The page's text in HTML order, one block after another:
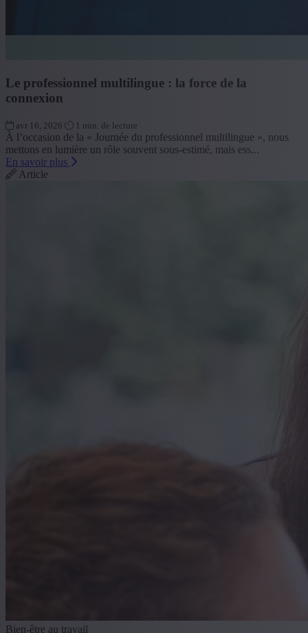
Le professionnel multilingue : la force de la
connexion
avr 16, 2026 1 min. de lecture
À l’occasion de la « Journée du professionnel multilingue », nous
mettons en lumière un rôle souvent sous-estimé, mais ess...
En savoir plus
Article
Bien-être au travail